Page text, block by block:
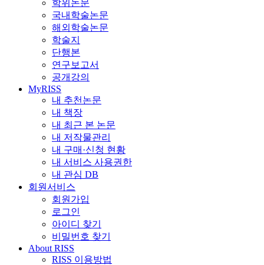
학위논문
국내학술논문
해외학술논문
학술지
단행본
연구보고서
공개강의
MyRISS
내 추천논문
내 책장
내 최근 본 논문
내 저작물관리
내 구매·신청 현황
내 서비스 사용권한
내 관심 DB
회원서비스
회원가입
로그인
아이디 찾기
비밀번호 찾기
About RISS
RISS 이용방법